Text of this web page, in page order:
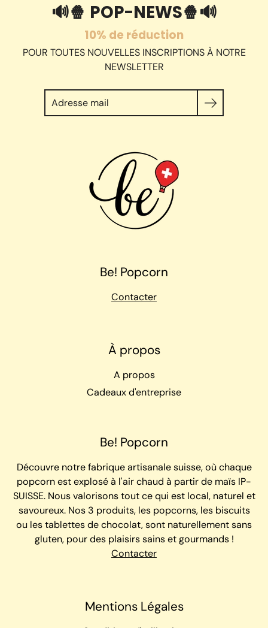
🔊🍿 POP-NEWS🍿🔊
10% de réduction
POUR TOUTES NOUVELLES INSCRIPTIONS À NOTRE
NEWSLETTER
Be! Popcorn
Contacter
À propos
A propos
Cadeaux d'entreprise
Be! Popcorn
Découvre notre fabrique artisanale suisse, où chaque
popcorn est explosé à l'air chaud à partir de maïs IP-
SUISSE. Nous valorisons tout ce qui est local, naturel et
savoureux. Nos 3 produits, les popcorns, les biscuits
ou les tablettes de chocolat, sont naturellement sans
gluten, pour des plaisirs sains et gourmands !
Contacter
Mentions Légales